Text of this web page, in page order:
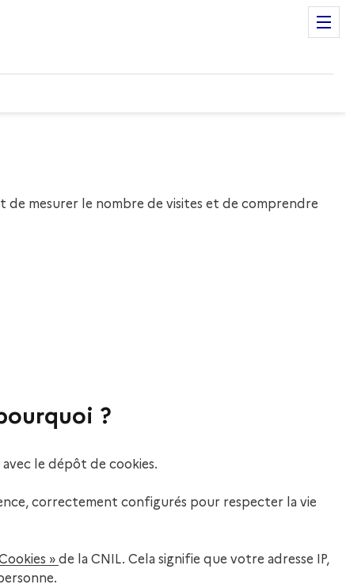
mesurer le nombre de visites et de comprendre
?
avec le dépôt de cookies.
correctement configurés pour respecter la vie
» de la CNIL. Cela signifie que votre adresse IP,